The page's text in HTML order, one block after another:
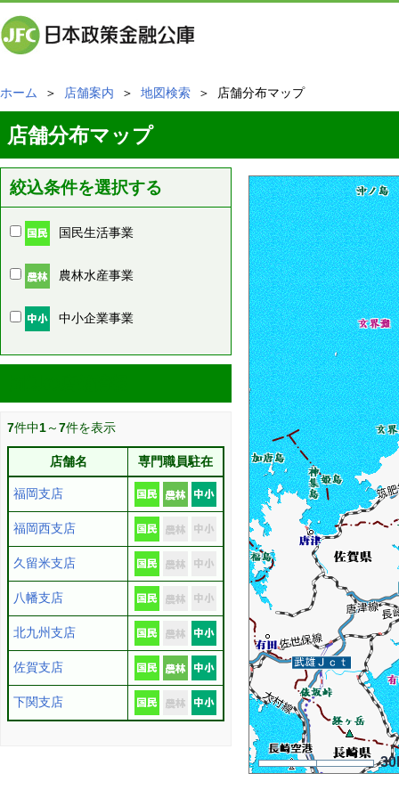
ホーム ＞ 店舗案内 ＞ 地図検索 ＞ 店舗分布マップ
店舗分布マップ
絞込条件を選択する
国民生活事業
農林水産事業
中小企業事業
7件中1～7件を表示
店舗名 専門職員駐在
福岡支店
福岡西支店
久留米支店
八幡支店
北九州支店
佐賀支店
下関支店